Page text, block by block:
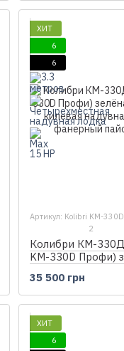
ХИТ
6
6
Артикул: Kolibri KM-
2
Колибри КМ-
KM-330D Профи)
лодка + фанерный
35 500 грн
ХИТ
6